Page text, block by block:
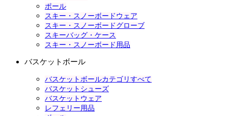
ポール
スキー・スノーボードウェア
スキー・スノーボードグローブ
スキーバッグ・ケース
スキー・スノーボード用品
バスケットボール
バスケットボールカテゴリすべて
バスケットシューズ
バスケットウェア
レフェリー用品